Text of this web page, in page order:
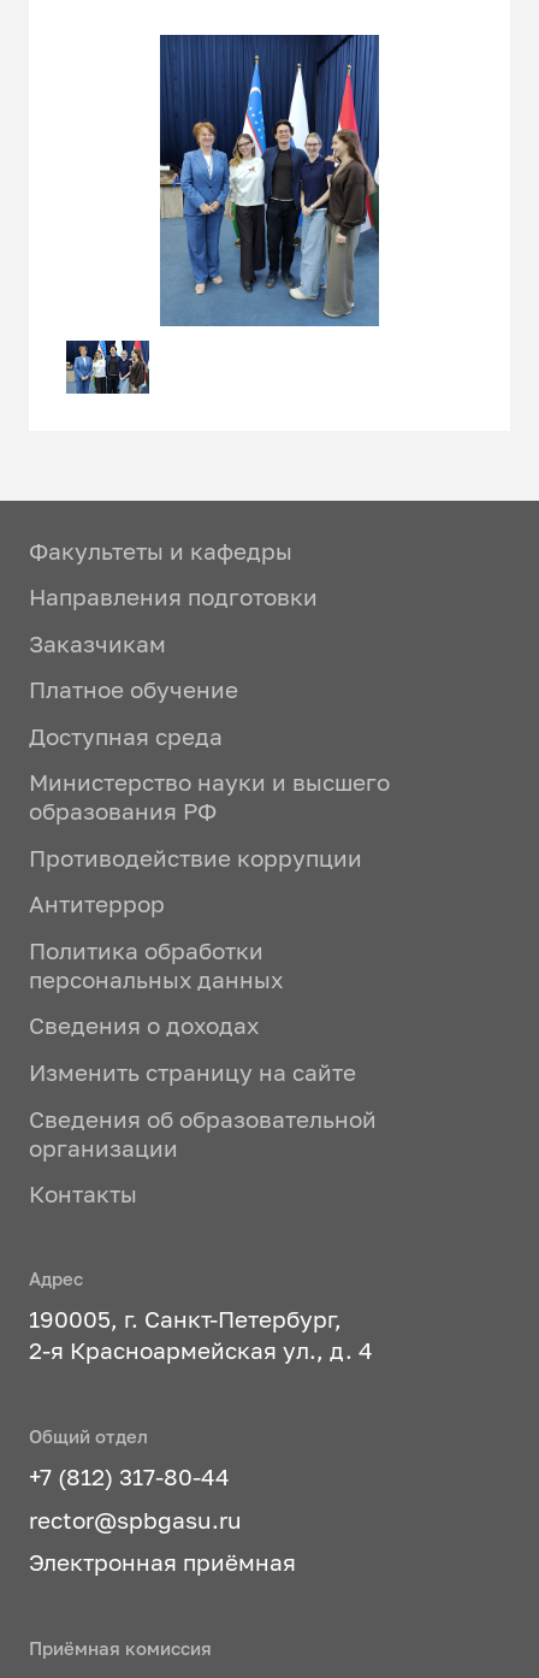
Факультеты и кафедры
Направления подготовки
Заказчикам
Платное обучение
Доступная среда
Министерство науки и высшего
образования РФ
Противодействие коррупции
Антитеррор
Политика обработки
персональных данных
Сведения о доходах
Изменить страницу на сайте
Сведения об образовательной
организации
Контакты
Адрес
190005, г. Санкт-Петербург,
2-я Красноармейская ул., д. 4
Общий отдел
+7 (812) 317-80-44
rector@spbgasu.ru
Электронная приёмная
Приёмная комиссия